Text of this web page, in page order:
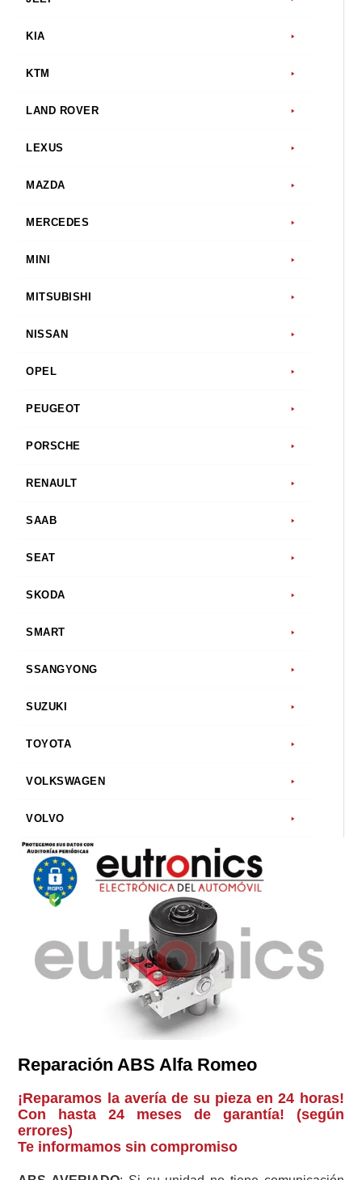
KIA
KTM
LAND ROVER
LEXUS
MAZDA
MERCEDES
MINI
MITSUBISHI
NISSAN
OPEL
PEUGEOT
PORSCHE
RENAULT
SAAB
SEAT
SKODA
SMART
SSANGYONG
SUZUKI
TOYOTA
VOLKSWAGEN
VOLVO
Reparación ABS Alfa Romeo
¡Reparamos la avería de su pieza en 24 horas!
Con hasta 24 meses de garantía! (según
errores)
Te informamos sin compromiso